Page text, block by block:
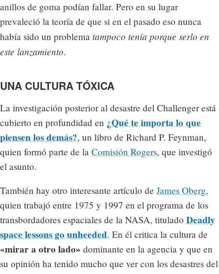
anillos de goma podían fallar. Pero en su lugar
prevaleció la teoría de que si en el pasado eso nunca
había sido un problema tampoco tenía porque serlo en
este lanzamiento.
UNA CULTURA TÓXICA
La investigación posterior al desastre del Challenger está
cubierto en profundidad en ¿Qué te importa lo que
piensen los demás?, un libro de Richard P. Feynman,
quien formó parte de la Comisión Rogers, que investigó
el asunto.
También hay otro interesante artículo de James Oberg,
quien trabajó entre 1975 y 1997 en el programa de los
transbordadores espaciales de la NASA, titulado Deadly
space lessons go unheeded. En él critica la cultura de
«mirar a otro lado» dominante en la agencia y que en
su opinión ha tenido mucho que ver con los desastres del